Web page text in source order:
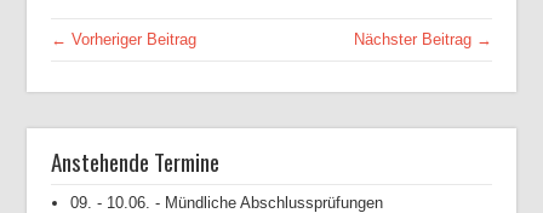
← Vorheriger Beitrag Nächster Beitrag →
Anstehende Termine
09. - 10.06. - Mündliche Abschlussprüfungen